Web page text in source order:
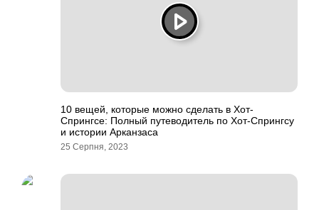
10 вещей, которые можно сделать в Хот-
Спрингсе: Полный путеводитель по Хот-Спрингсу
и истории Арканзаса
25 Серпня, 2023